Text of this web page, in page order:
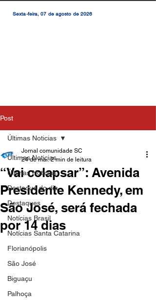
Sexta-feira, 07 de agosto de 2026
Post
Últimas Noticias
Últimas Notícias
Destaque do dia
Destaques
Notícias Brasil
Notícias Santa Catarina
Florianópolis
São José
Biguaçu
Palhoça
Últimas Noticias
“Vai colapsar”: Avenida
Presidente Kennedy, em
São José, será fechada
por 14 dias
Jornal comunidade SC
24 de mai. 2 min de leitura